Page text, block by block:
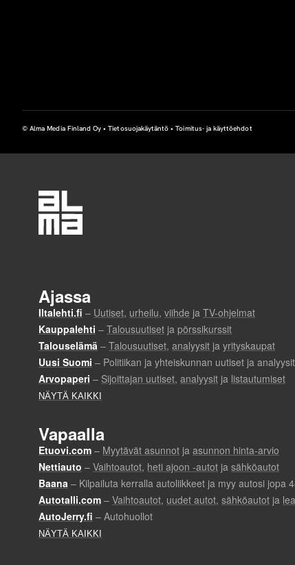
© Alma Media Finland Oy •Tietosuojakäytäntö •Toimitus- ja käyttöehdot